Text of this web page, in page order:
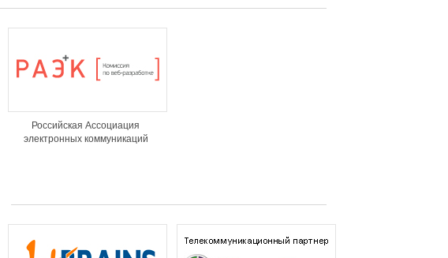
Российская Ассоциация
электронных коммуникаций